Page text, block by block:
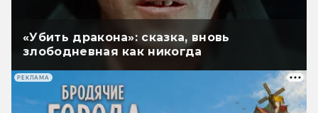
«Убить дракона»: сказка, вновь
злободневная как никогда
РЕКЛАМА